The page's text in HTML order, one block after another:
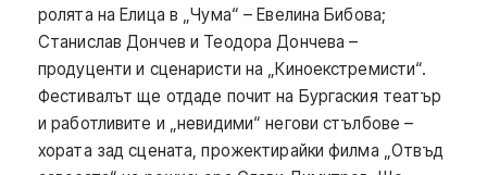
ролята на Елица в „Чума“ – Евелина Бибова;
Станислав Дончев и Теодора Дончева –
продуценти и сценаристи на „Киноекстремисти“.
Фестивалът ще отдаде почит на Бургаския театър
и работливите и „невидими“ негови стълбове –
хората зад сцената, прожектирайки филма „Отвъд